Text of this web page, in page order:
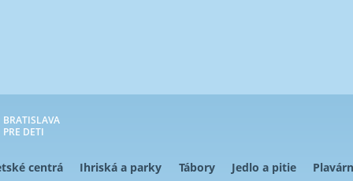
BRATISLAVA
PRE DETI
centrá Ihriská a parky Tábory Jedlo a pitie